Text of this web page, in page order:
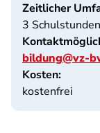
Zeitlicher
3 Schulstunden
bildung@vz-
Kosten:
kostenfrei